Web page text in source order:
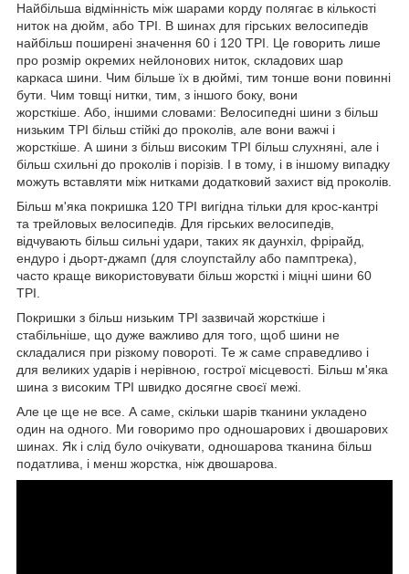
Найбільша відмінність між шарами корду полягає в кількості
ниток на дюйм, або TPI. В шинах для гірських велосипедів
найбільш поширені значення 60 і 120 TPI. Це говорить лише
про розмір окремих нейлонових ниток, складових шар
каркаса шини. Чим більше їх в дюймі, тим тонше вони повинні
бути. Чим товщі нитки, тим, з іншого боку, вони
жорсткіше. Або, іншими словами: Велосипедні шини з більш
низьким TPI більш стійкі до проколів, але вони важчі і
жорсткіше. А шини з більш високим TPI більш слухняні, але і
більш схильні до проколів і порізів. І в тому, і в іншому випадку
можуть вставляти між нитками додатковий захист від проколів.
Більш м'яка покришка 120 TPI вигідна тільки для крос-кантрі
та трейловых велосипедів. Для гірських велосипедів,
відчувають більш сильні удари, таких як даунхіл, фрірайд,
ендуро і дьорт-джамп (для слоупстайлу або памптрека),
часто краще використовувати більш жорсткі і міцні шини 60
TPI.
Покришки з більш низьким TPI зазвичай жорсткіше і
стабільніше, що дуже важливо для того, щоб шини не
складалися при різкому повороті. Те ж саме справедливо і
для великих ударів і нерівною, гострої місцевості. Більш м'яка
шина з високим TPI швидко досягне своєї межі.
Але це ще не все. А саме, скільки шарів тканини укладено
один на одного. Ми говоримо про одношарових і двошарових
шинах. Як і слід було очікувати, одношарова тканина більш
податлива, і менш жорстка, ніж двошарова.